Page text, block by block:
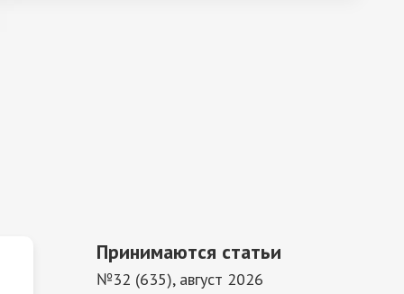
Принимаются статьи
№32 (635), август 2026